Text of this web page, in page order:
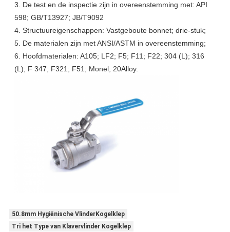
3. De test en de inspectie zijn in overeenstemming met: API
598; GB/T13927; JB/T9092
4. Structuureigenschappen: Vastgeboute bonnet; drie-stuk;
5. De materialen zijn met ANSI/ASTM in overeenstemming;
6. Hoofdmaterialen: A105; LF2; F5; F11; F22; 304 (L); 316
(L); F 347; F321; F51; Monel; 20Alloy.
50.8mm Hygiënische VlinderKogelklep
Tri het Type van Klavervlinder Kogelklep